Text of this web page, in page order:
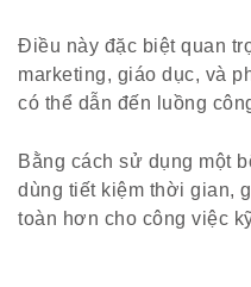
Điều này đặc biệt quan
marketing, giáo dục, và
có thể dẫn đến luồng
Bằng cách sử dụng một
dùng tiết kiệm thời gian,
toàn hơn cho công việc